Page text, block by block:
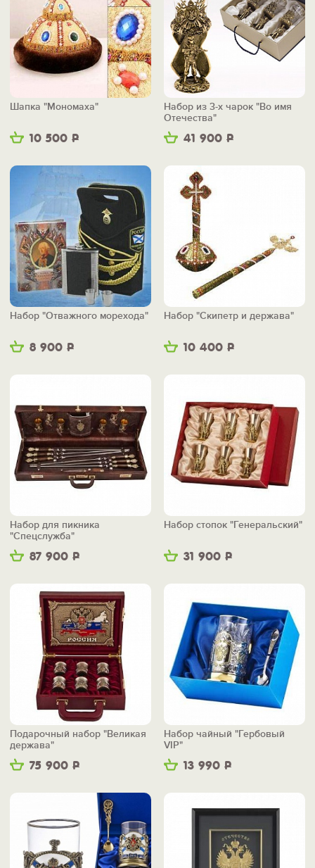
10 500 Р
Шапка "Мономаха"
41 900 Р
Набор из 3-х чарок "Во имя
Отечества"
8 900 Р
Набор "Отважного морехода"
10 400 Р
Набор "Скипетр и держава"
87 900 Р
Набор для пикника
"Спецслужба"
31 900 Р
Набор стопок "Генеральский"
75 900 Р
Подарочный набор "Великая
держава"
13 990 Р
Набор чайный "Гербовый
VIP"